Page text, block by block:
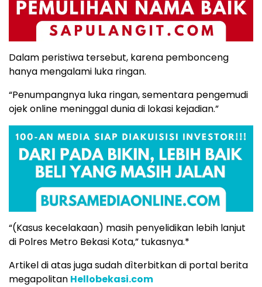
Dalam peristiwa tersebut, karena pembonceng
hanya mengalami luka ringan.
“Penumpangnya luka ringan, sementara pengemudi
ojek online meninggal dunia di lokasi kejadian.”
“(Kasus kecelakaan) masih penyelidikan lebih lanjut
di Polres Metro Bekasi Kota,” tukasnya.*
Artikel di atas juga sudah dìterbitkan di portal berita
megapolitan Hellobekasi.com